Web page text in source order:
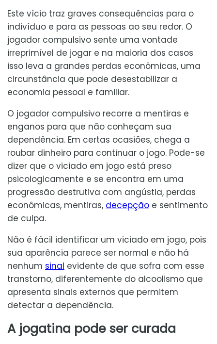
Este vício traz graves consequências para o
indivíduo e para as pessoas ao seu redor. O
jogador compulsivo sente uma vontade
irreprimível de jogar e na maioria dos casos
isso leva a grandes perdas econômicas, uma
circunstância que pode desestabilizar a
economia pessoal e familiar.
O jogador compulsivo recorre a mentiras e
enganos para que não conheçam sua
dependência. Em certas ocasiões, chega a
roubar dinheiro para continuar o jogo. Pode-se
dizer que o viciado em jogo está preso
psicologicamente e se encontra em uma
progressão destrutiva com angústia, perdas
econômicas, mentiras, decepção e sentimento
de culpa.
Não é fácil identificar um viciado em jogo, pois
sua aparência parece ser normal e não há
nenhum sinal evidente de que sofra com esse
transtorno, diferentemente do alcoolismo que
apresenta sinais externos que permitem
detectar a dependência.
A jogatina pode ser curada